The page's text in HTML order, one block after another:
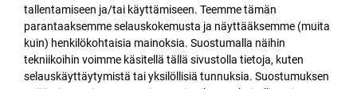
tallentamiseen ja/tai käyttämiseen. Teemme tämän
parantaaksemme selauskokemusta ja näyttääksemme (muita
kuin) henkilökohtaisia mainoksia. Suostumalla näihin
tekniikoihin voimme käsitellä tällä sivustolla tietoja, kuten
selauskäyttäytymistä tai yksilöllisiä tunnuksia. Suostumuksen